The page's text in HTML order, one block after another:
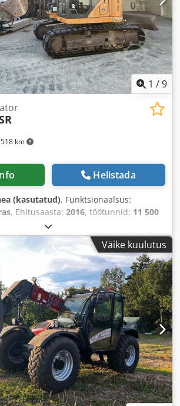
1 /9
km
Helistada
(kasutatud), Funktsionaalsus:
, Ehitusaasta: 2016, töötunnid: 11 500
Väike kuulutus